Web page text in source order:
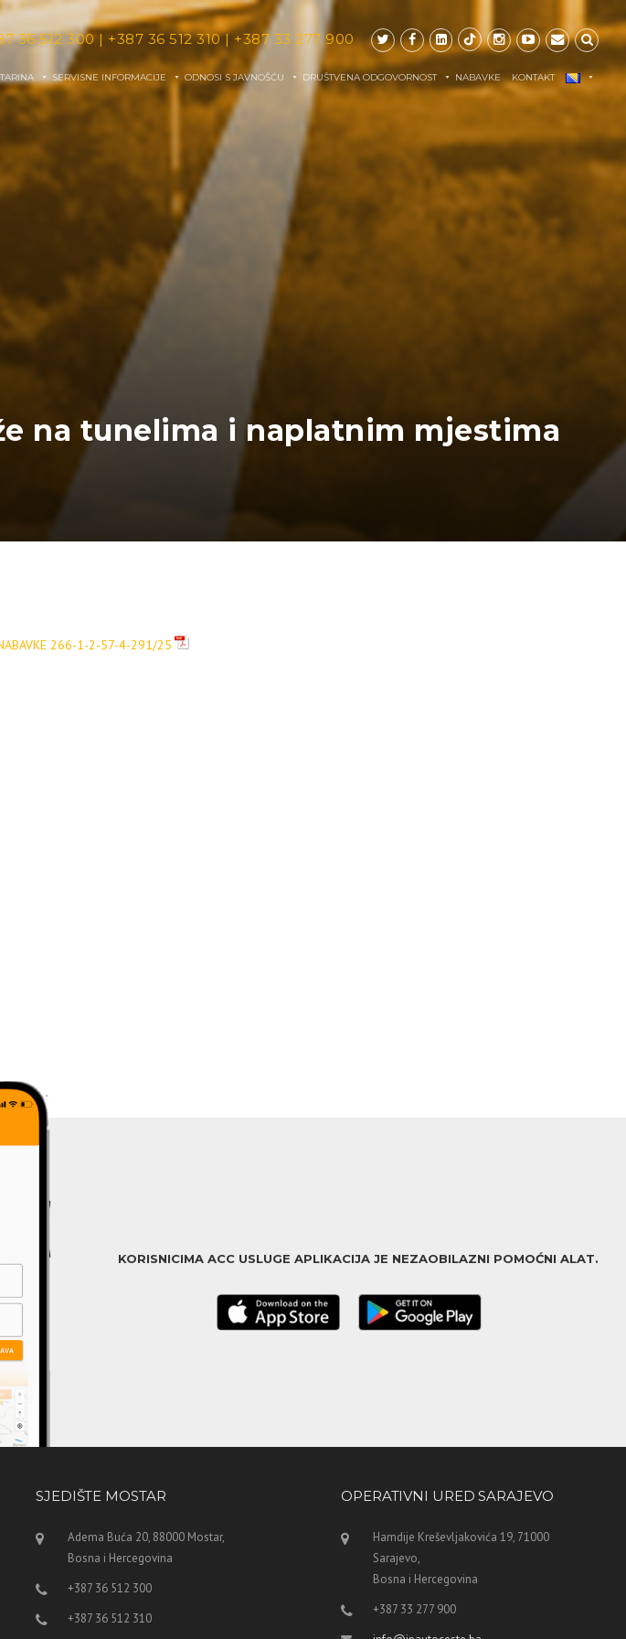
36 512 300| +387 36 512 310|+387 33 277 900
SERVISNE INFORMACIJE ODNOSI S JAVNOŠĆU DRUŠTVENA ODGOVORNOST NABAVKE KONTAKT
na tunelima i naplatnim mjestima
NABAVKE 266-1-2-57-4-291/25
KORISNICIMA ACC USLUGE APLIKACIJA JE NEZAOBILAZNI POMOĆNI ALAT.
SJEDIŠTE MOSTAR
Adema Buća 20, 88000 Mostar,
Bosna i Hercegovina
+387 36 512 300
+387 36 512 310
OPERATIVNI URED SARAJEVO
Hamdije Kreševljakovića 19, 71000
Sarajevo,
Bosna i Hercegovina
+387 33 277 900